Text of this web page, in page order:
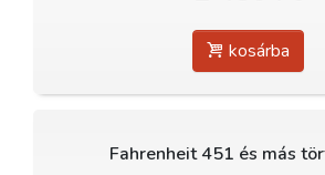
kosárba
Fahrenheit 451 és más